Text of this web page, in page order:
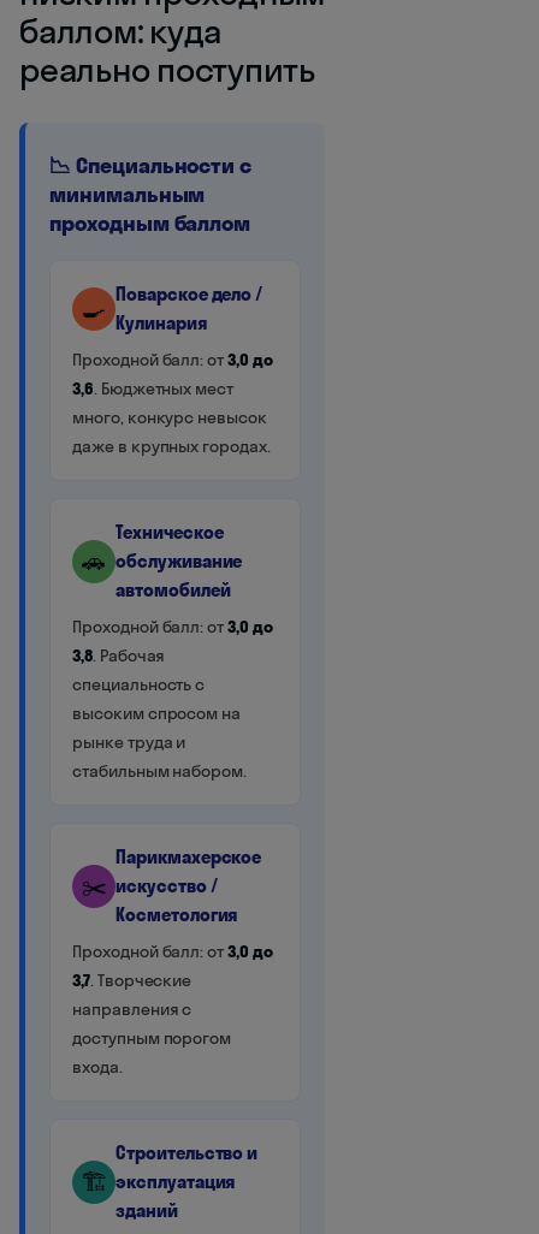
баллом: куда
реально поступить
📉 Специальности с
минимальным
проходным баллом
🍳 Поварское дело /
Кулинария
Проходной балл: от3,0 до
3,6. Бюджетных мест
много, конкурс невысок
даже в крупных городах.
🚗
Техническое
обслуживание
автомобилей
Проходной балл: от3,0 до
3,8. Рабочая
специальность с
высоким спросом на
рынке труда и
стабильным набором.
✂️
Парикмахерское
искусство /
Косметология
Проходной балл: от3,0 до
3,7. Творческие
направления с
доступным порогом
входа.
🏗️
Строительство и
эксплуатация
зданий